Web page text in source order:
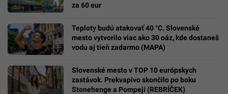
za 60 eur
Teploty budú atakovať 40 °C. Slovenské
mesto vytvorilo viac ako 30 oáz, kde dostaneš
vodu aj tieň zadarmo (MAPA)
Slovenské mesto v TOP 10 európskych
zastávok. Prekvapivo skončilo po boku
Stonehenge a Pompejí (REBRÍČEK)